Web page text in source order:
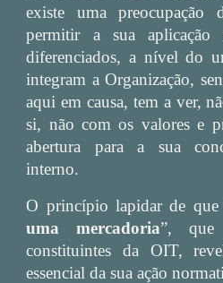
existe uma preocupação
permitir a sua aplicação
diferenciados, a nível do
integram a Organização,
aqui em causa, tem a ver,
si, não com os valores e
abertura para a sua
interno.
O princípio lapidar de que
uma mercadoria”, que
constituintes da OIT,
essencial da sua ação